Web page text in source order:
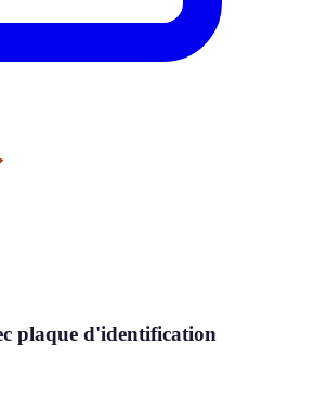
plaque d'identification